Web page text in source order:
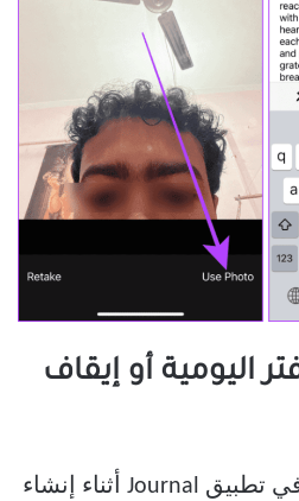
اليومية أو إيقاف
الاقتراحات التي تراها في تطبيق Journal أثناء إنشاء